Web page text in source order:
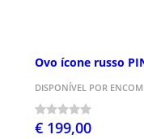
Ovo ícone russo
DISPONÍVEL POR
€ 199,00